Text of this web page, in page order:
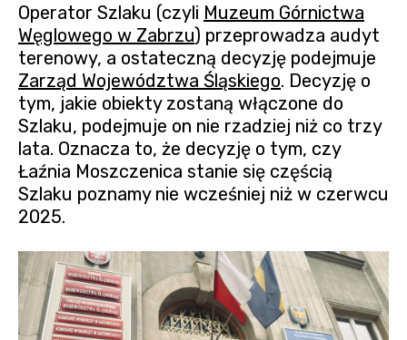
Operator Szlaku (czyli Muzeum Górnictwa
Węglowego w Zabrzu) przeprowadza audyt
terenowy, a ostateczną decyzję podejmuje
Zarząd Województwa Śląskiego. Decyzję o
tym, jakie obiekty zostaną włączone do
Szlaku, podejmuje on nie rzadziej niż co trzy
lata. Oznacza to, że decyzję o tym, czy
Łaźnia Moszczenica stanie się częścią
Szlaku poznamy nie wcześniej niż w czerwcu
2025.